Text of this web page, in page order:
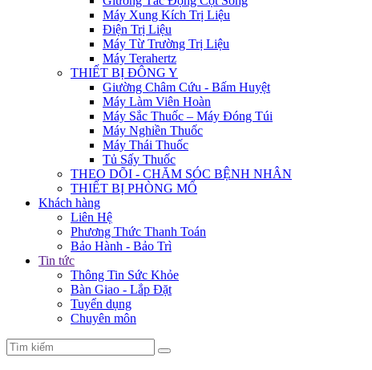
Máy Xung Kích Trị Liệu
Điện Trị Liệu
Máy Từ Trường Trị Liệu
Máy Terahertz
THIẾT BỊ ĐÔNG Y
Giường Châm Cứu - Bấm Huyệt
Máy Làm Viên Hoàn
Máy Sắc Thuốc – Máy Đóng Túi
Máy Nghiền Thuốc
Máy Thái Thuốc
Tủ Sấy Thuốc
THEO DÕI - CHĂM SÓC BỆNH NHÂN
THIẾT BỊ PHÒNG MỔ
Khách hàng
Liên Hệ
Phương Thức Thanh Toán
Bảo Hành - Bảo Trì
Tin tức
Thông Tin Sức Khỏe
Bàn Giao - Lắp Đặt
Tuyển dụng
Chuyên môn